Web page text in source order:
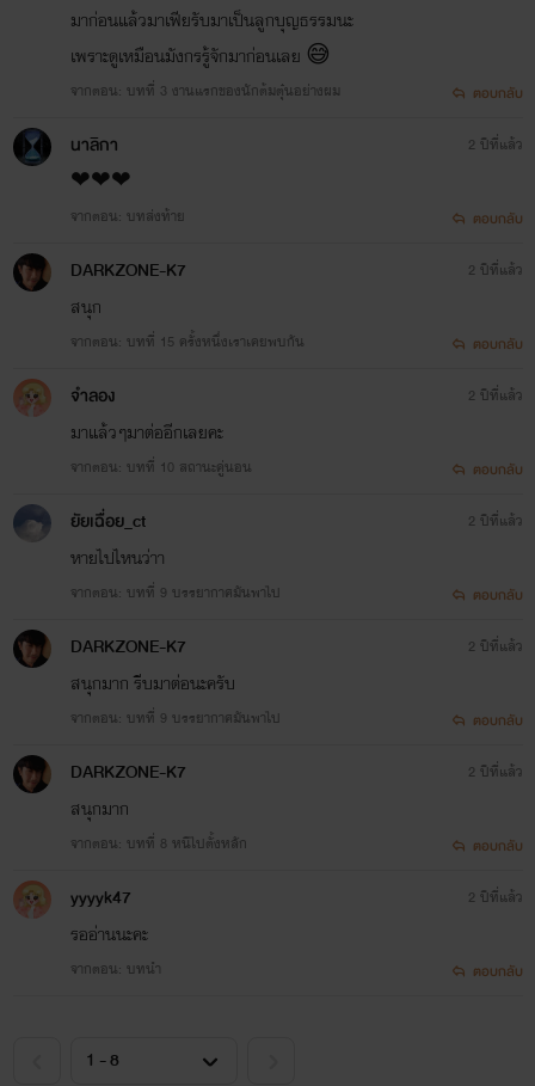
มาก่อนแล้วมาเฟียรับมาเป็นลูกบุญธรรมนะ
เพราะดูเหมือนมังกรรู้จักมาก่อนเลย 😅
จากตอน: บทที่ 3 งานแรกของนักต้มตุ๋นอย่างผม ตอบกลับ
นาลิกา
❤❤❤
จากตอน: บทส่งท้าย
2 ปีที่แล้ว
ตอบกลับ
DARKZONE-K7
สนุก
จากตอน: บทที่ 15 ครั้งหนึ่งเราเคยพบกัน
2 ปีที่แล้ว
ตอบกลับ
จำลอง
มาแล้วๆมาต่ออีกเลยคะ
จากตอน: บทที่ 10 สถานะคู่นอน
2 ปีที่แล้ว
ตอบกลับ
ยัยเฉื่อย_ct
หายไปไหนว่าา
จากตอน: บทที่ 9 บรรยากาศมันพาไป
2 ปีที่แล้ว
ตอบกลับ
DARKZONE-K7
สนุกมาก รีบมาต่อนะครับ
จากตอน: บทที่ 9 บรรยากาศมันพาไป
2 ปีที่แล้ว
ตอบกลับ
DARKZONE-K7
สนุกมาก
จากตอน: บทที่ 8 หนีไปตั้งหลัก
2 ปีที่แล้ว
ตอบกลับ
yyyyk47
รออ่านนะคะ
จากตอน: บทนำ
2 ปีที่แล้ว
ตอบกลับ